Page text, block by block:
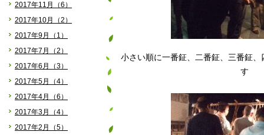
2017年11月（6）
2017年10月（2）
2017年9月（1）
2017年7月（2）
2017年6月（3）
2017年5月（4）
2017年4月（6）
2017年3月（4）
2017年2月（5）
小さい順に一番鉦、二番鉦、三番鉦
す